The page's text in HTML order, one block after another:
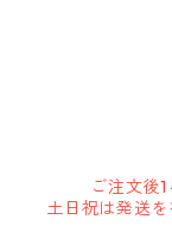
HOLSTERYご注文後
土日祝は発送